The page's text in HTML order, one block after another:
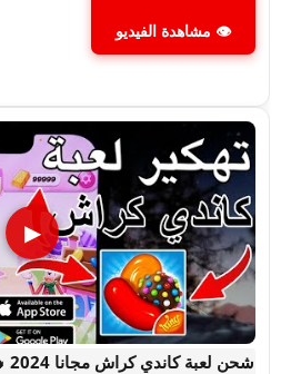
👁 مشاهدة الفيديو
▶